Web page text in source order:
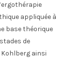
appliquée à
base théorique
de
ainsi